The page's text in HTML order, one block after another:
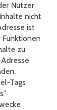
Nutzer
nicht
ist
zu
Tags